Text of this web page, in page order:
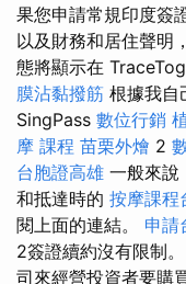
果您申請常規印度簽
以及財務和居住聲明
態將顯示在
膜沾黏撥筋 根據我自
SingPass 數位行銷
摩 課程 苗栗外燴 2
台胞證高雄 一般來說
和抵達時的 按摩課程
閱上面的連結。 申請
2簽證續約沒有限制。
司來經營投資者要購